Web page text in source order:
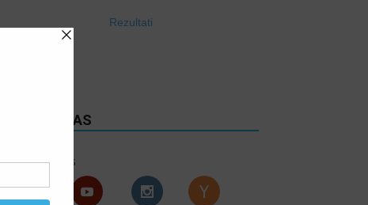
Rezultati
PRATITE NAS
36k Follows